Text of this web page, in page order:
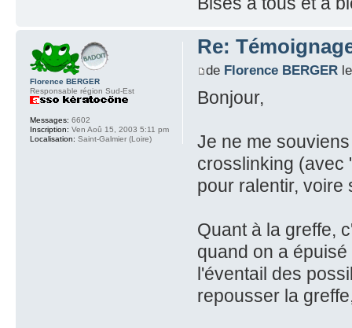
Re:
de Florence BERGERle
Bonjour,
Je ne me
crosslinking (avec
pour ralentir, voire
Quant à la greffe,
quand on a
l'éventail des
repousser la
Florence BERGER
Responsable région Sud-Est
Messages: 6602
Inscription: Ven Aoû 15, 2003 5:11 pm
Localisation: Saint-Galmier (Loire)